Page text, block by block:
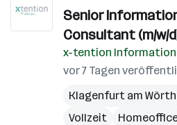
Senior
Consultant (m/w/
x-tention
vor 7 Tagen
Klagenfurt am
Vollzeit